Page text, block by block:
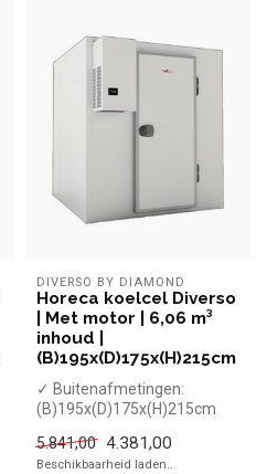
DIVERSO BY DIAMOND
Horeca koelcel Diverso
| Met motor | 6,06 m³
inhoud |
(B)195x(D)175x(H)215cm
✓ Buitenafmetingen:
(B)195x(D)175x(H)215cm
(B)183x(D)163x(H)...
5.841,00 4.381,00
Beschikbaarheid laden..